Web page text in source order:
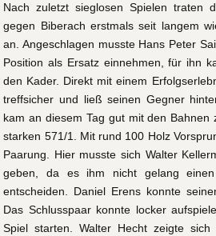
Nach zuletzt sieglosen Spielen traten
gegen Biberach erstmals seit langem
an. Angeschlagen musste Hans Peter
Position als Ersatz einnehmen, für ihn
den Kader. Direkt mit einem
treffsicher und ließ seinen Gegner
kam an diesem Tag gut mit den Bahnen
starken 571/1. Mit rund 100 Holz
Paarung. Hier musste sich Walter
geben, da es ihm nicht gelang
entscheiden. Daniel Erens konnte
Das Schlusspaar konnte locker
Spiel starten. Walter Hecht zeigte